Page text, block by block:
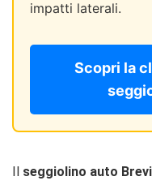
impatti laterali.
Scopri la
Il seggiolino auto